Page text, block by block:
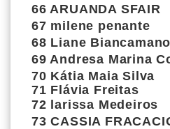
66ARUANDA SFAIR
67 milene penante
68 Liane Biancamano
69Andresa Marina
70 Kátia Maia Silva
71 Flávia Freitas
72 larissa Medeiros
73CASSIA